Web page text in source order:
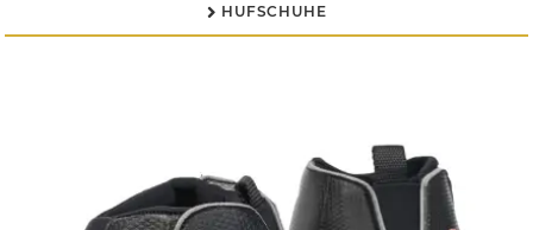
 HUFSCHUHE